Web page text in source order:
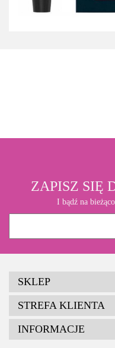
ZAPISZ SIĘ
I bądź na
SKLEP
STREFA KLIENTA
INFORMACJE